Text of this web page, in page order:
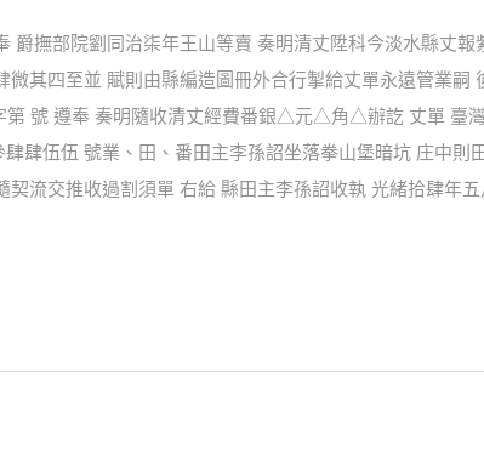
爵撫部院劉同治柒年王山等賣 奏明清丈陞科今淡水縣丈
其四至並 賦則由縣編造圖冊外合行掣給丈單永遠管業嗣
第 號 遵奉 奏明隨收清丈經費番銀△元△角△辦訖 丈單 臺
肆伍伍 號業、田、番田主李孫詔坐落拳山堡暗坑 庄中
流交推收過割須單 右給 縣田主李孫詔收執 光緒拾肆年